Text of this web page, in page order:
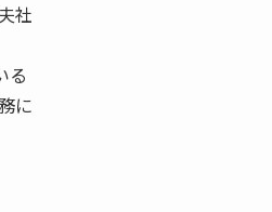
社
る
に